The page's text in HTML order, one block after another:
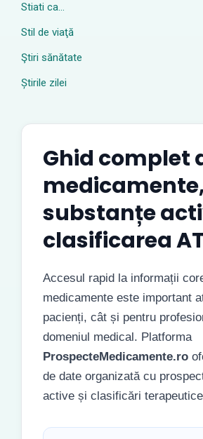
Stiati ca…
Stil de viaţă
Ştiri sănătate
Știrile zilei
Ghid complet
substanțe
clasificarea
Accesul rapid la informații
medicamente este important
pacienți, cât și pentru
domeniul medical. Platforma
ProspecteMedicamente.ro
de date organizată cu
active și clasificări